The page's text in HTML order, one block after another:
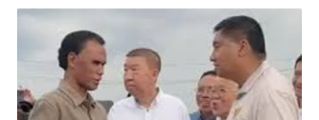
EKUIN
SAINS-TEKNO
KESEHATAN